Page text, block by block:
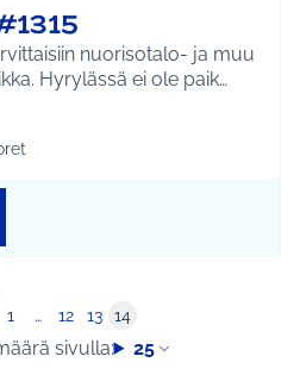
nuorisotalo- ja muu
Hyrylässä ei ole paik…
Hyrylä
mukaan: Lapset ja nuoret
sivulla: 25
1 … 12 13 14